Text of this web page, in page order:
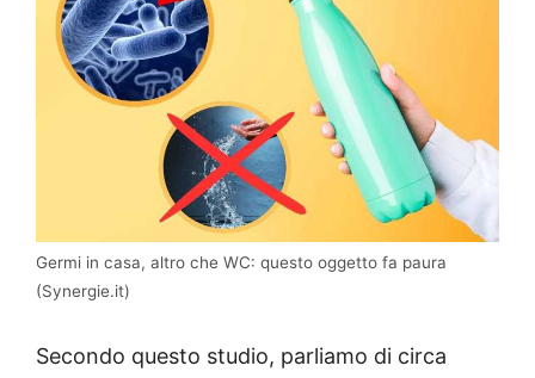
Germi in casa, altro che WC: questo oggetto fa paura
(Synergie.it)
Secondo questo studio, parliamo di circa